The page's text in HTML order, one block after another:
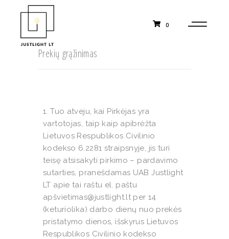
0
Prekių grąžinimas
1. Tuo atveju, kai Pirkėjas yra
vartotojas, taip kaip apibrėžta
Lietuvos Respublikos Civilinio
kodekso 6.2281 straipsnyje, jis turi
teisę atsisakyti pirkimo – pardavimo
sutarties, pranešdamas UAB Justlight
LT apie tai raštu el. paštu
apšvietimas@justlight.lt per 14
(keturiolika) darbo dienų nuo prekės
pristatymo dienos, išskyrus Lietuvos
Respublikos Civilinio kodekso